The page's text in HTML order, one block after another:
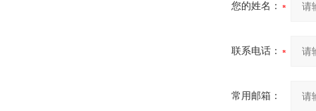
您的姓名：
联系电话：
常用邮箱：